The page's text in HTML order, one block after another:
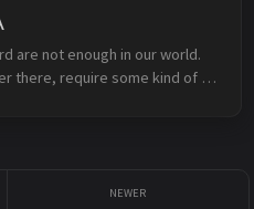
are not enough in our world.
there, require some kind of